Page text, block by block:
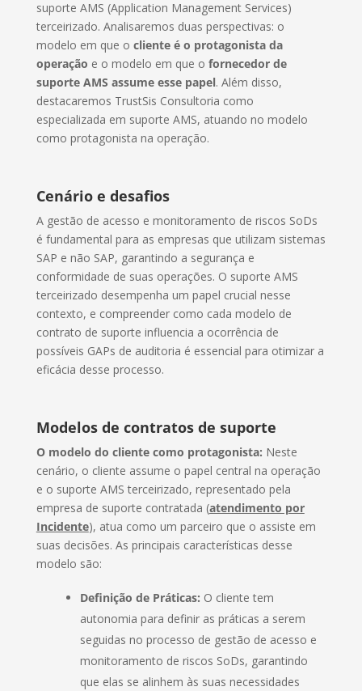
suporte AMS (Application Management Services)
terceirizado. Analisaremos duas perspectivas: o
modelo em que o cliente é o protagonista da
operação e o modelo em que o fornecedor de
suporte AMS assume esse papel. Além disso,
destacaremos TrustSis Consultoria como
especializada em suporte AMS, atuando no modelo
como protagonista na operação.
Cenário e desafios
A gestão de acesso e monitoramento de riscos SoDs
é fundamental para as empresas que utilizam sistemas
SAP e não SAP, garantindo a segurança e
conformidade de suas operações. O suporte AMS
terceirizado desempenha um papel crucial nesse
contexto, e compreender como cada modelo de
contrato de suporte influencia a ocorrência de
possíveis GAPs de auditoria é essencial para otimizar a
eficácia desse processo.
Modelos de contratos de suporte
O modelo do cliente como protagonista: Neste
cenário, o cliente assume o papel central na operação
e o suporte AMS terceirizado, representado pela
empresa de suporte contratada (atendimento por
Incidente), atua como um parceiro que o assiste em
suas decisões. As principais características desse
modelo são:
Definição de Práticas: O cliente tem
autonomia para definir as práticas a serem
seguidas no processo de gestão de acesso e
monitoramento de riscos SoDs, garantindo
que elas se alinhem às suas necessidades